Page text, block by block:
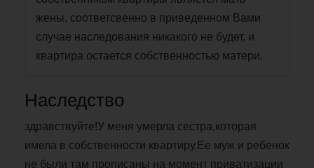
жены, соответсвенно в приведенном Вами
случае наследования никакого не будет, и
квартира остается собственностью матери.
Наследство
здравствуйте!У меня умерла сестра,которая
имела в собственности квартиру.Ее муж и ребенок
не были там прописаны на момент приватизации